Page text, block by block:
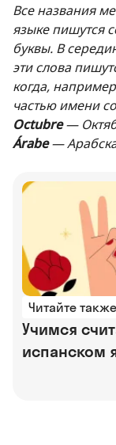
Все названия
языке пишутся
буквы. В
эти слова
когда,
частью имени
Octubre—
Árabe—
Читайте также
Учимся
испанском